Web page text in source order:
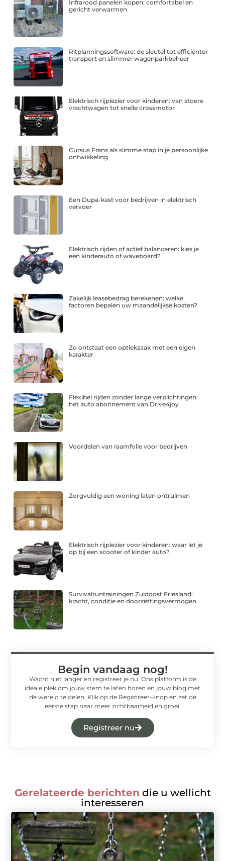
Infrarood panelen kopen: comfortabel en
gericht verwarmen
Ritplanningssoftware: de sleutel tot efficiënter
transport en slimmer wagenparkbeheer
Elektrisch rijplezier voor kinderen: van stoere
vrachtwagen tot snelle crossmotor
Cursus Frans als slimme stap in je persoonlijke
ontwikkeling
Een Dupa-kast voor bedrijven in elektrisch
vervoer
Elektrisch rijden of actief balanceren: kies je
een kinderauto of waveboard?
Zakelijk leasebedrag berekenen: welke
factoren bepalen uw maandelijkse kosten?
Zo ontstaat een optiekzaak met een eigen
karakter
Flexibel rijden zonder lange verplichtingen:
het auto abonnement van Drive4joy
Voordelen van raamfolie voor bedrijven
Zorgvuldig een woning laten ontruimen
Elektrisch rijplezier voor kinderen: waar let je
op bij een scooter of kinder auto?
Survivalruntrainingen Zuidoost Friesland:
kracht, conditie en doorzettingsvermogen
Begin vandaag nog!
Wacht niet langer en registreer je nu. Ons platform is de
ideale plek om jouw stem te laten horen en jouw blog met
de wereld te delen. Klik op de Registreer-knop en zet de
eerste stap naar meer zichtbaarheid en groei.
Registreer nu
Gerelateerde berichten die u wellicht
interesseren